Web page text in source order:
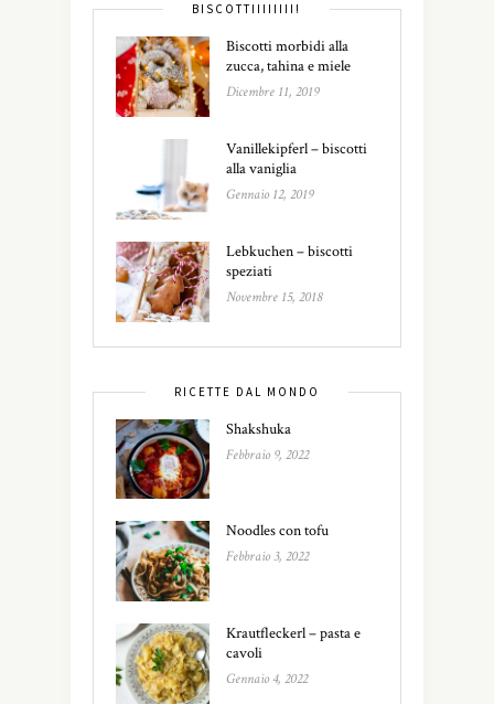
BISCOTTIIIIIIII!
Biscotti morbidi alla
zucca, tahina e miele
Dicembre 11, 2019
Vanillekipferl – biscotti
alla vaniglia
Gennaio 12, 2019
Lebkuchen – biscotti
speziati
Novembre 15, 2018
RICETTE DAL MONDO
Shakshuka
Febbraio 9, 2022
Noodles con tofu
Febbraio 3, 2022
Krautfleckerl – pasta e
cavoli
Gennaio 4, 2022